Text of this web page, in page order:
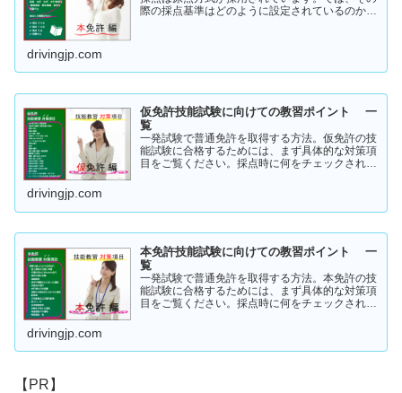
際の採点基準はどのように設定されているのかご
drivingjp.com
仮免許技能試験に向けての教習ポイント 一
覧
一発試験で普通免許を取得する方法。仮免許の技
能試験に合格するためには、まず具体的な対策項
目をご覧ください。採点時に何をチェックされる
drivingjp.com
本免許技能試験に向けての教習ポイント 一
覧
一発試験で普通免許を取得する方法。本免許の技
能試験に合格するためには、まず具体的な対策項
目をご覧ください。採点時に何をチェックされる
drivingjp.com
【PR】